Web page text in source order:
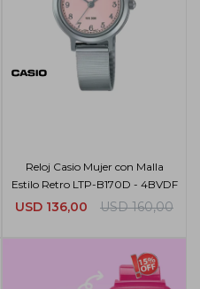
Reloj Casio Mujer con Malla
Estilo Retro LTP-B170D - 4BVDF
USD 136,00 USD 160,00